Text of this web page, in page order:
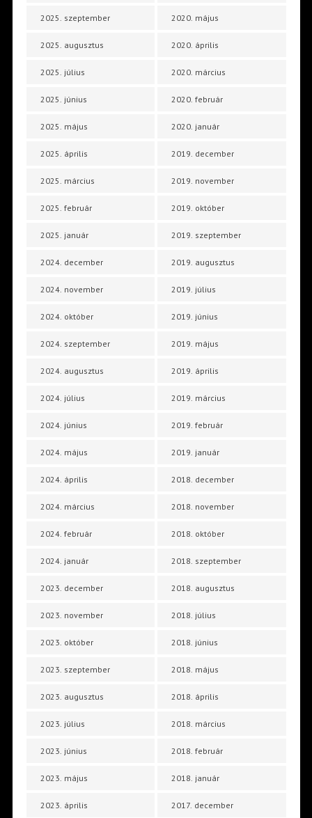
2025. szeptember
2025. augusztus
2025. július
2025. június
2025. május
2025. április
2025. március
2025. február
2025. január
2024. december
2024. november
2024. október
2024. szeptember
2024. augusztus
2024. július
2024. június
2024. május
2024. április
2024. március
2024. február
2024. január
2023. december
2023. november
2023. október
2023. szeptember
2023. augusztus
2023. július
2023. június
2023. május
2023. április
2020. május
2020. április
2020. március
2020. február
2020. január
2019. december
2019. november
2019. október
2019. szeptember
2019. augusztus
2019. július
2019. június
2019. május
2019. április
2019. március
2019. február
2019. január
2018. december
2018. november
2018. október
2018. szeptember
2018. augusztus
2018. július
2018. június
2018. május
2018. április
2018. március
2018. február
2018. január
2017. december